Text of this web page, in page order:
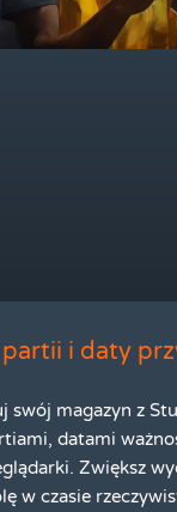
i daty
swój magazyn z
datami
Zwiększ
w czasie